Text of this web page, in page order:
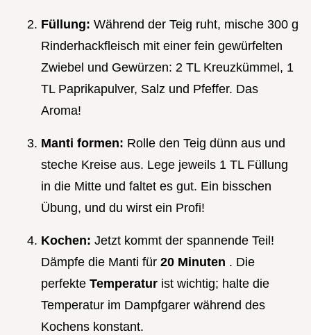
Füllung: Während der Teig ruht, mische 300 g
Rinderhackfleisch mit einer fein gewürfelten
Zwiebel und Gewürzen: 2 TL Kreuzkümmel, 1
TL Paprikapulver, Salz und Pfeffer. Das
Aroma!
Manti formen: Rolle den Teig dünn aus und
steche Kreise aus. Lege jeweils 1 TL Füllung
in die Mitte und faltet es gut. Ein bisschen
Übung, und du wirst ein Profi!
Kochen: Jetzt kommt der spannende Teil!
Dämpfe die Manti für 20 Minuten . Die
perfekte Temperatur ist wichtig; halte die
Temperatur im Dampfgarer während des
Kochens konstant.